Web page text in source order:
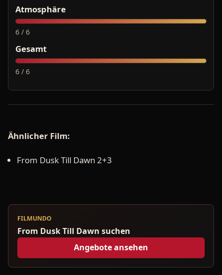
Atmosphäre
6 / 6
Gesamt
6 / 6
Ähnlicher Film:
From Dusk Till Dawn 2+3
FILMUNDO
From Dusk Till Dawn suchen
Angebote ansehen